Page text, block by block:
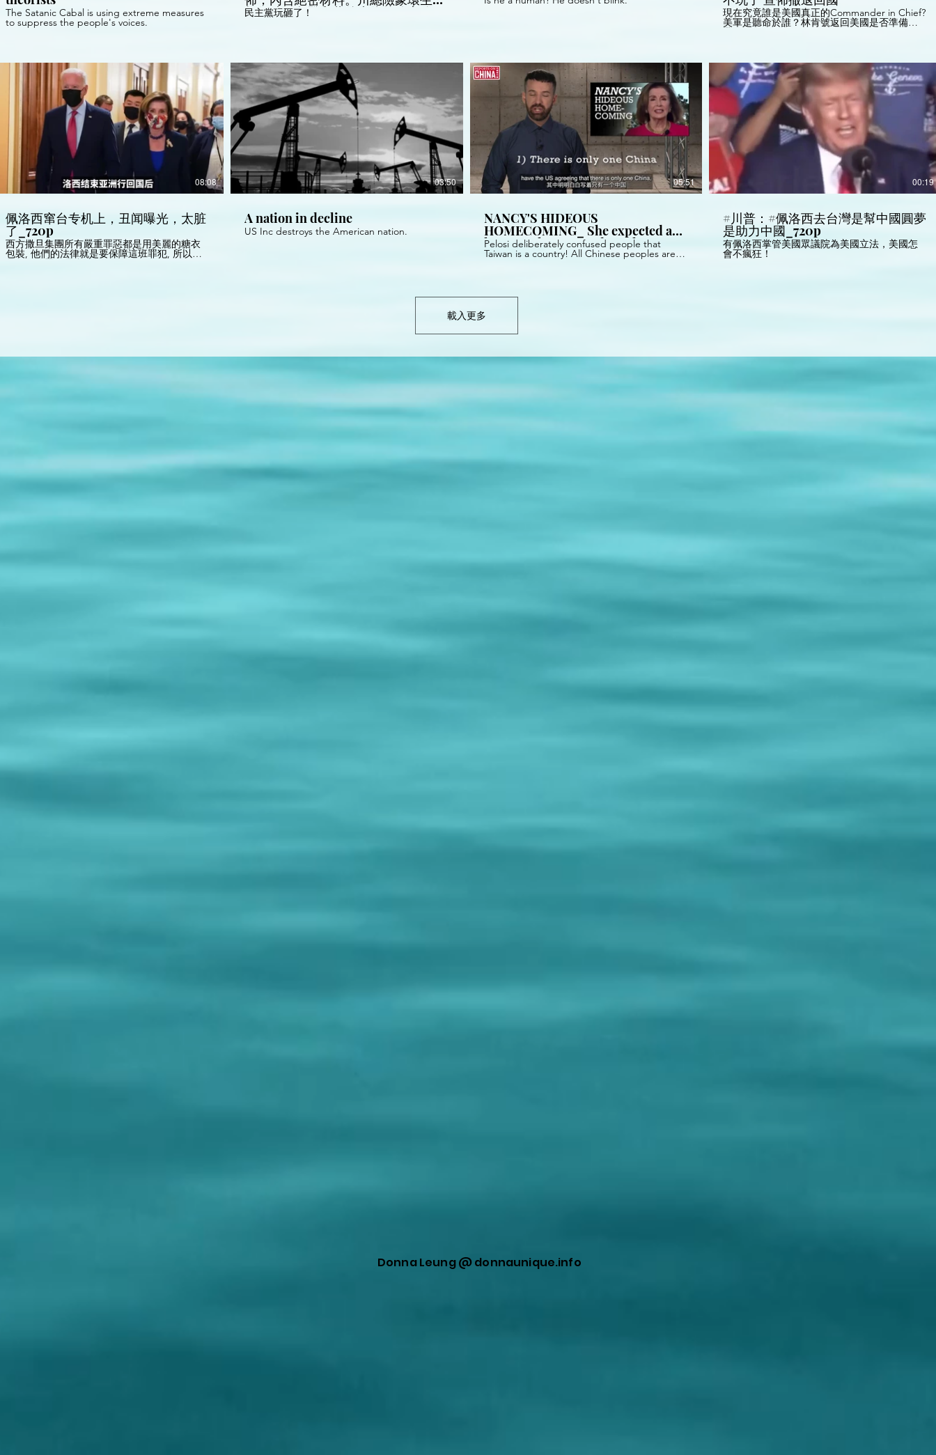
The Satanic Cabal is using extreme measures
to suppress the people's voices.
如何破解拜登和幕後大佬的陷害陰
民主黨玩砸了！ 現在究竟誰是美國真正的Commander in Chief?
美軍是聽命於誰？林肯號返回美國是否準備內
戰？
08:08
佩洛西窜台专机上，丑闻曝光，太脏
了_720p
西方撒旦集團所有嚴重罪惡都是用美麗的糖衣
包裝, 他們的法律就是要保障這班罪犯, 所以撒
旦集團的罪行是合法的!
03:50
A nation in decline
US Inc destroys the American nation.
05:51
NANCY'S HIDEOUS
HOMECOMING_ She expected a
hero's welcome_ and got the
opposite_720p
Pelosi deliberately confused people that
Taiwan is a country! All Chinese peoples are
00:19
#川普：#佩洛西去台灣是幫中國圓夢
是助力中國_720p
有佩洛西掌管美國眾議院為美國立法，美國怎
會不瘋狂！
載入更多
Donna Leung @ donnaunique.info